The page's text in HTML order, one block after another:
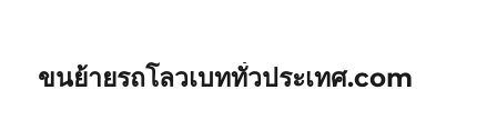
ขนย้ายรถโลวเบททั่วประเทศ.com